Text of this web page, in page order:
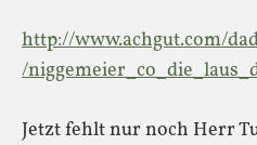
http://www.achgut.com/
/
Jetzt fehlt nur noch Herr